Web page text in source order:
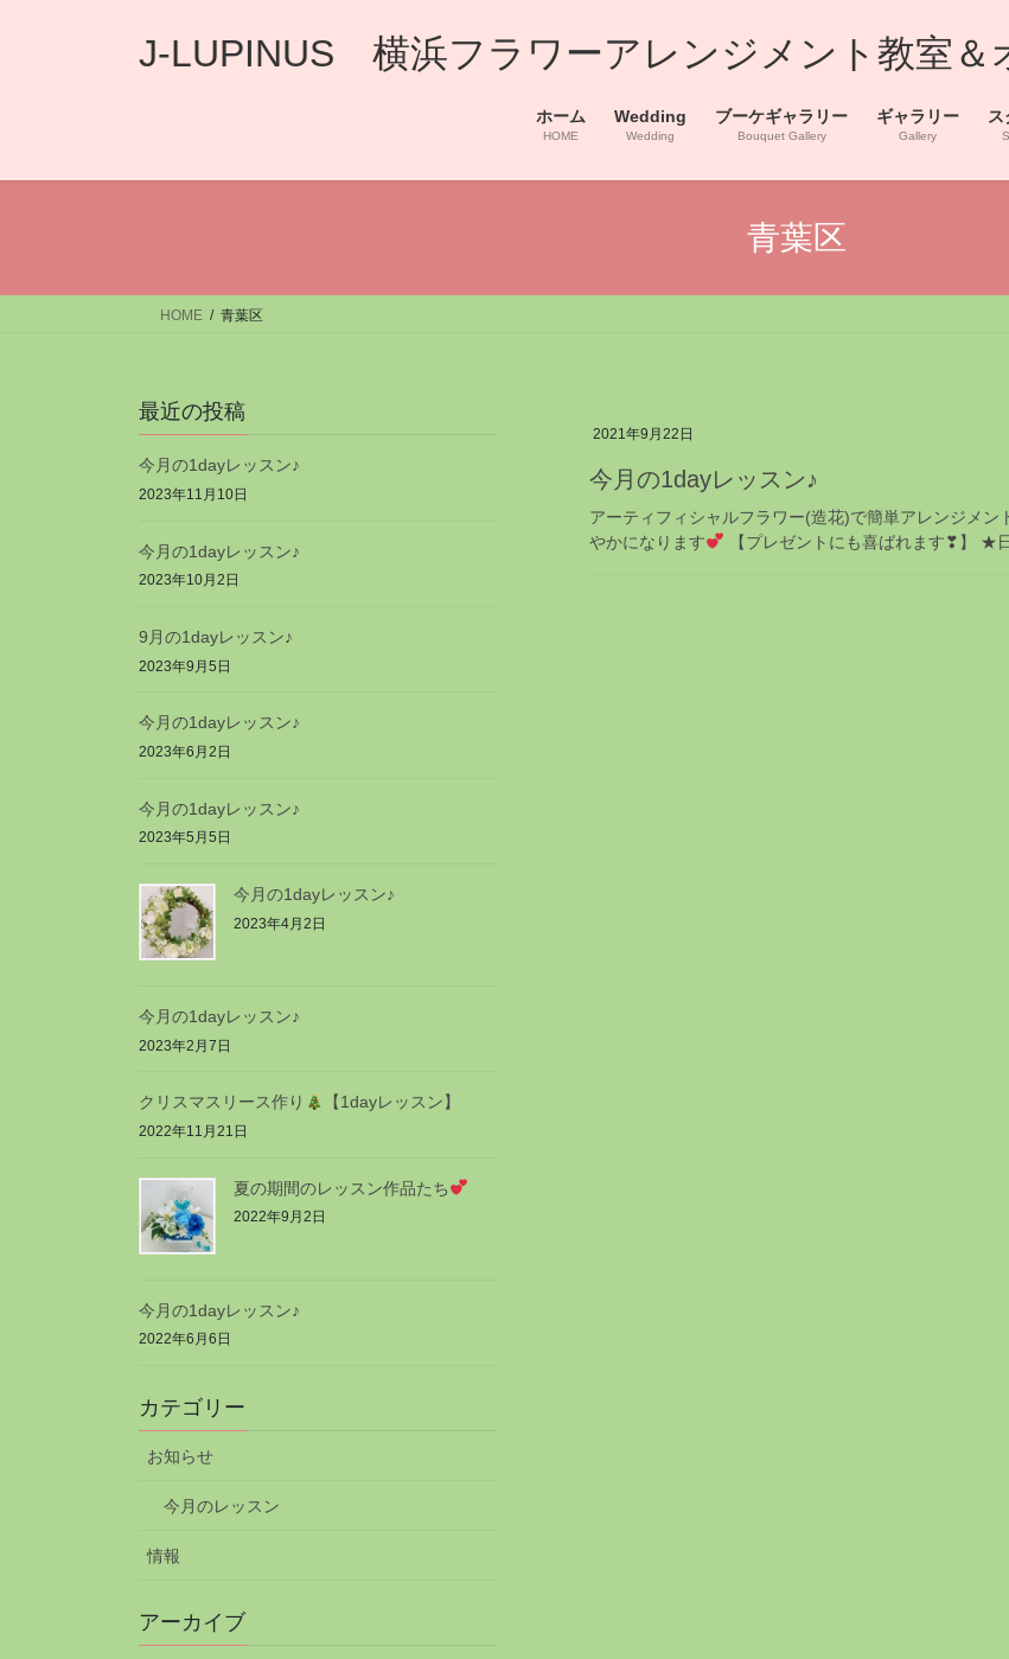
ス
ン
J-LUPINUS 横浜フラワーアレンジメント教室＆
ホーム
HOME
Wedding
Wedding
ブーケギャラリー
Bouquet Gallery
ギャラリー
Gallery
青葉区
HOME 青葉区
2021年9月22日
今月の1dayレッスン♪
アーティフィシャルフラワー(造花)で簡単アレンジメ
やかになります
【プレゼントにも喜ばれます❣】
最近の投稿
今月の1dayレッスン♪
2023年11月10日
今月の1dayレッスン♪
2023年10月2日
9月の1dayレッスン♪
2023年9月5日
今月の1dayレッスン♪
2023年6月2日
今月の1dayレッスン♪
2023年5月5日
今月の1dayレッスン♪
2023年4月2日
今月の1dayレッスン♪
2023年2月7日
クリスマスリース作り 【1dayレッスン】
2022年11月21日
夏の期間のレッスン作品たち
2022年9月2日
今月の1dayレッスン♪
2022年6月6日
カテゴリー
お知らせ
今月のレッスン
情報
アーカイブ